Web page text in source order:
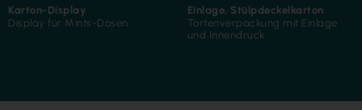
Karton-Display
Display für Mints-Dosen
Einlage Stülpdeckelkarton
Tortenverpackung mit Einlage
und Innendruck